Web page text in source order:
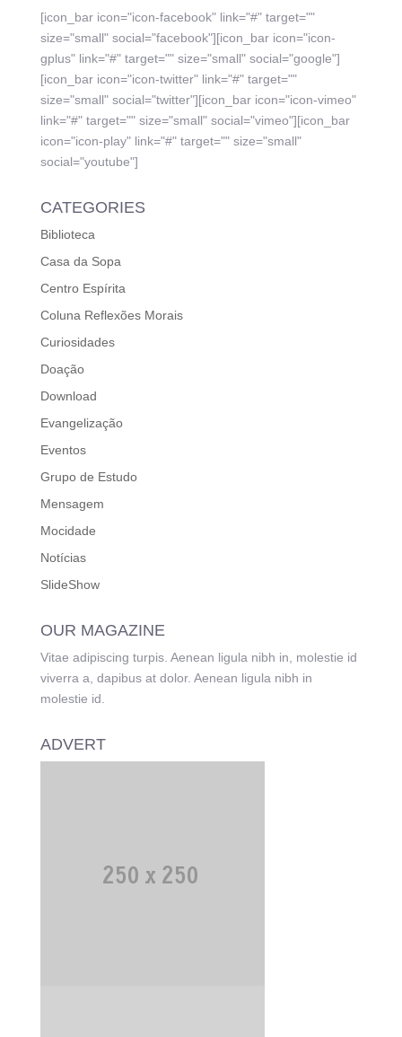
[icon_bar icon="icon-facebook" link="#" target=""
size="small" social="facebook"][icon_bar icon="icon-
gplus" link="#" target="" size="small" social="google"]
[icon_bar icon="icon-twitter" link="#" target=""
size="small" social="twitter"][icon_bar icon="icon-vimeo"
link="#" target="" size="small" social="vimeo"][icon_bar
icon="icon-play" link="#" target="" size="small"
social="youtube"]
CATEGORIES
Biblioteca
Casa da Sopa
Centro Espírita
Coluna Reflexões Morais
Curiosidades
Doação
Download
Evangelização
Eventos
Grupo de Estudo
Mensagem
Mocidade
Notícias
SlideShow
OUR MAGAZINE
Vitae adipiscing turpis. Aenean ligula nibh in, molestie id
viverra a, dapibus at dolor. Aenean ligula nibh in
molestie id.
ADVERT